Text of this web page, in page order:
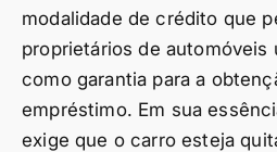
modalidade de crédito que
proprietários de automóveis
como garantia para a
empréstimo. Em sua
exige que o carro esteja